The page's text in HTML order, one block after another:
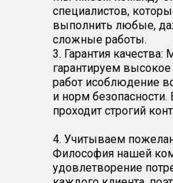
специалистов,
выполнить любые,
сложные работы.
3. Гарантия качества:
гарантируем
работ исоблюдение
и норм безопасности.
проходит строгий
4. Учитываем
Философия нашей
удовлетворение